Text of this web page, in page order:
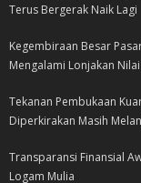
Terus Bergerak Naik Lagi
Kegembiraan Besar
Mengalami Lonjakan
Tekanan Pembukaan
Diperkirakan Masih
Transparansi Finansial
Logam Mulia